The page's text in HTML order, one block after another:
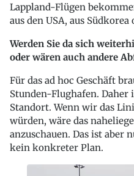
Lappland-Flügen
aus den USA, aus
Werden Sie da sich
oder wären auch andere
Für das ad hoc Geschäft
Stunden-Flughafen. Daher
Standort. Wenn wir das
würden, wäre das
anzuschauen. Das ist aber
kein konkreter Plan.